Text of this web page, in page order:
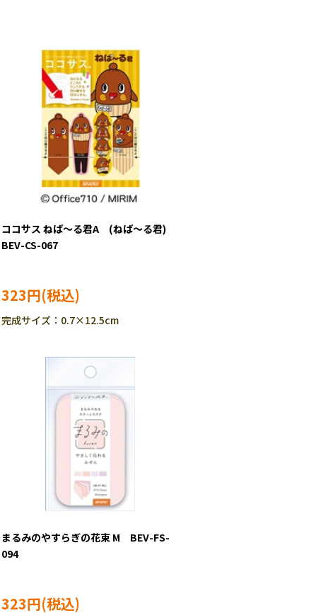
ココサス ねば～る君A (ねば～る君)
BEV-CS-067
323円
完成サイズ：0.7×12.5cm
まるみのやすらぎの花束 M BEV-FS-
094
323円